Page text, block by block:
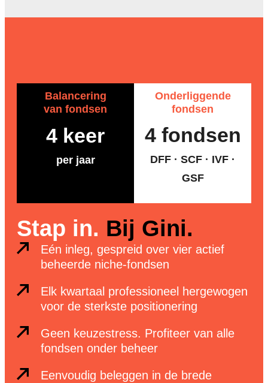
Balancering
van fondsen
4 keer
per jaar
Onderliggende
fondsen
4 fondsen
DFF · SCF · IVF ·
GSF
Stap in. Bij Gini.
Eén inleg, gespreid over vier actief
beheerde niche-fondsen
Elk kwartaal professioneel hergewogen
voor de sterkste positionering
Geen keuzestress. Profiteer van alle
fondsen onder beheer
Eenvoudig beleggen in de brede